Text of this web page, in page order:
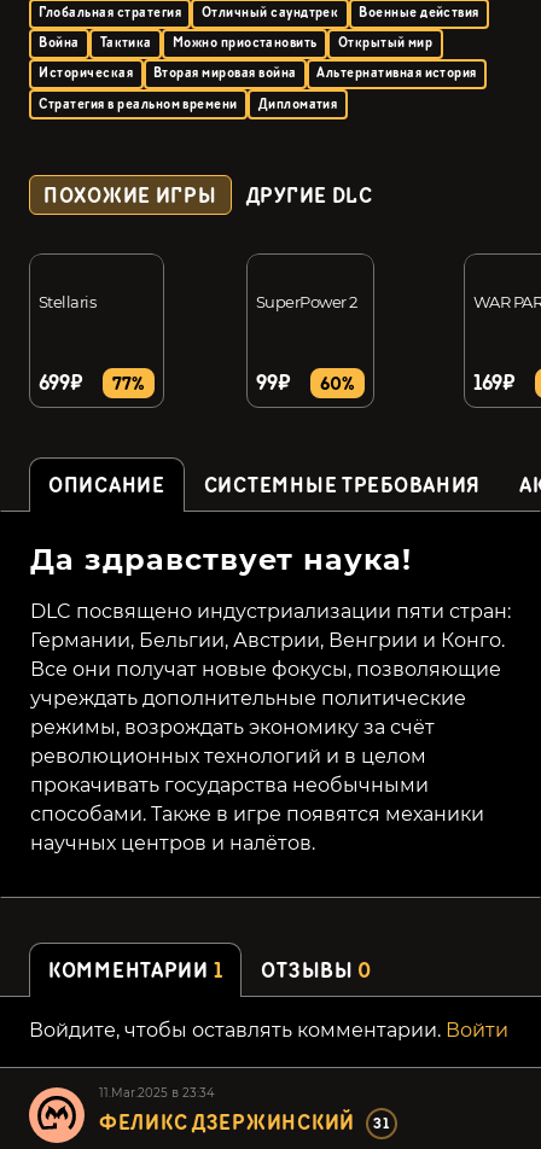
Глобальная стратегия Отличный саундтрек
Военные действия
Война
Тактика Можно приостановить
Открытый мир
Историческая
Вторая мировая война
Альтернативная история
Стратегия в реальном времени
Дипломатия
ПОХОЖИЕ ИГРЫ ДРУГИЕ DLC
Stellaris
699₽ 77%
SuperPower 2
99₽ 60%
WAR
169₽
ОПИСАНИЕ СИСТЕМНЫЕ ТРЕБОВАНИЯ
Да здравствует наука!
DLC посвящено индустриализации пяти стран:
Германии, Бельгии, Австрии, Венгрии и Конго.
Все они получат новые фокусы, позволяющие
учреждать дополнительные политические
режимы, возрождать экономику за счёт
революционных технологий и в целом
прокачивать государства необычными
способами. Также в игре появятся механики
научных центров и налётов.
КОММЕНТАРИИ 1 ОТЗЫВЫ 0
Войдите, чтобы оставлять комментарии. Войти
11.Mar.2025 в 23:34
ФЕЛИКС ДЗЕРЖИНСКИЙ 31